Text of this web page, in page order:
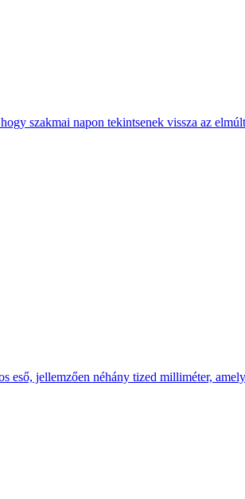
szakmai napon tekintsenek vissza az
eső, jellemzően néhány tized milliméter,